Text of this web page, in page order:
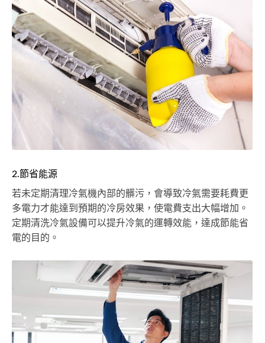
2.節省能源
若未定期清理冷氣機內部的髒污，會導致冷氣需要耗費更
多電力才能達到預期的冷房效果，使電費支出大幅增加。
定期清洗冷氣設備可以提升冷氣的運轉效能，達成節能省
電的目的。